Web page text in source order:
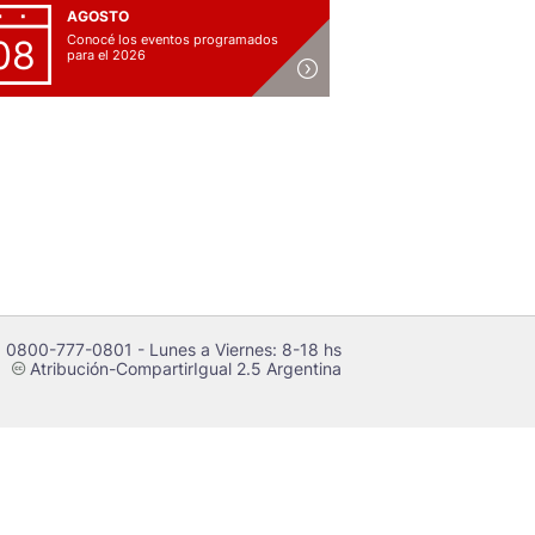
AGOSTO
Conocé los eventos programados
para el 2026
0800-777-0801 - Lunes a Viernes: 8-18 hs
cAtribución-CompartirIgual 2.5 Argentina